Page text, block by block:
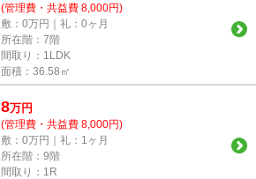
(管理費・共益費 8,000円)
敷：0万円｜礼：0ヶ月
所在階：7階
間取り：1LDK
面積：36.58㎡
8万円
(管理費・共益費 8,000円)
敷：0万円｜礼：1ヶ月
所在階：9階
間取り：1R